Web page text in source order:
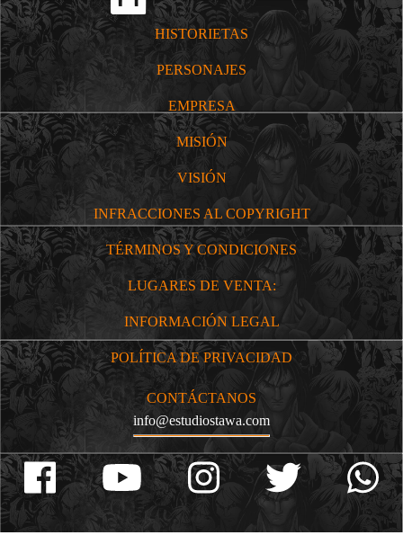
HISTORIETAS
PERSONAJES
EMPRESA
MISIÓN
VISIÓN
INFRACCIONES AL COPYRIGHT
TÉRMINOS Y CONDICIONES
LUGARES DE VENTA:
INFORMACIÓN LEGAL
POLÍTICA DE PRIVACIDAD
CONTÁCTANOS
info@estudiostawa.com